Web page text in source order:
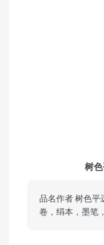
树
品名作者 树色平
卷，绢本，墨笔